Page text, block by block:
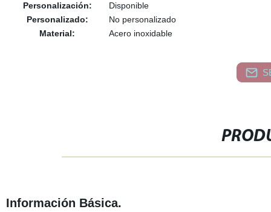
Personalización:
Disponible
Personalizado:
No personalizado
Material:
Acero inoxidable
Información Básica.